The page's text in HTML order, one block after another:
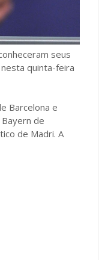
seus
quinta-feira
Barcelona e
de
de Madri. A